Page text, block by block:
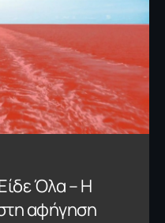
Όλα – Η
αφήγηση